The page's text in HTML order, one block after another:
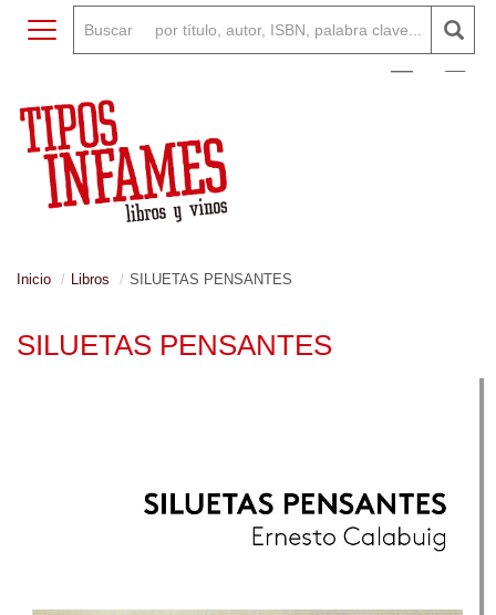
0
Toggle navigation
Inicio Libros SILUETAS PENSANTES
SILUETAS PENSANTES